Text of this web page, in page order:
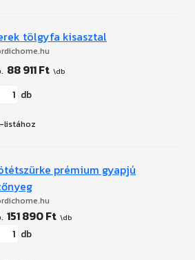
tölgyfa kisasztal
88 911 Ft
db
listához
prémium gyapjú
151 890 Ft
db